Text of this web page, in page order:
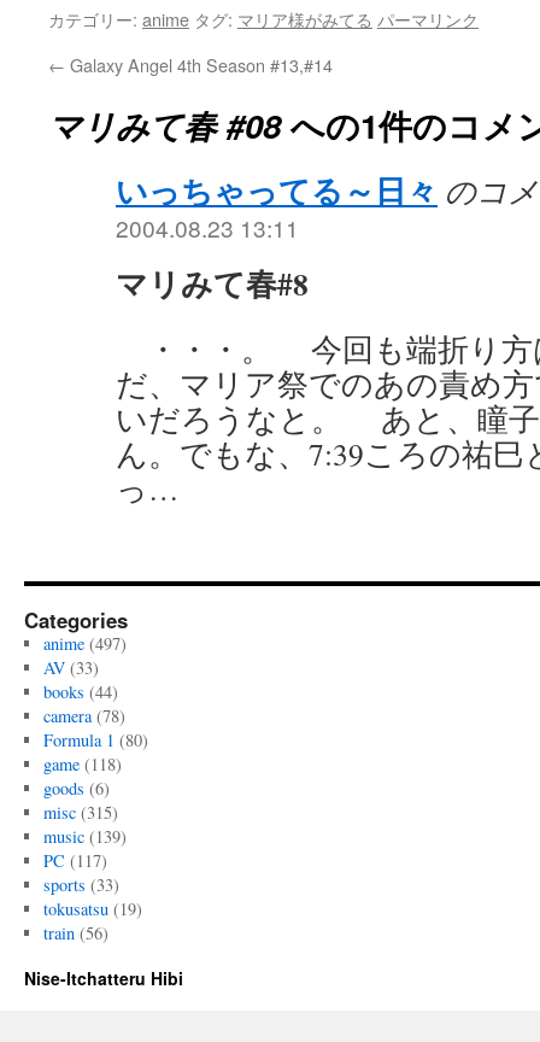
カテゴリー: anime タグ: マリア様がみてる パーマリンク
← Galaxy Angel 4th Season #13,#14
マリみて春 #08への1件のコメ
いっちゃってる～日々 のコ
2004.08.23 13:11
マリみて春#8
・・・。 今回も端折り方
だ、マリア祭でのあの責め
いだろうなと。 あと、瞳
ん。でもな、7:39ころの祐
っ…
Categories
anime(497)
AV(33)
books (44)
camera(78)
Formula 1 (80)
game(118)
goods (6)
misc(315)
music(139)
PC (117)
sports (33)
tokusatsu(19)
train(56)
Nise-Itchatteru Hibi